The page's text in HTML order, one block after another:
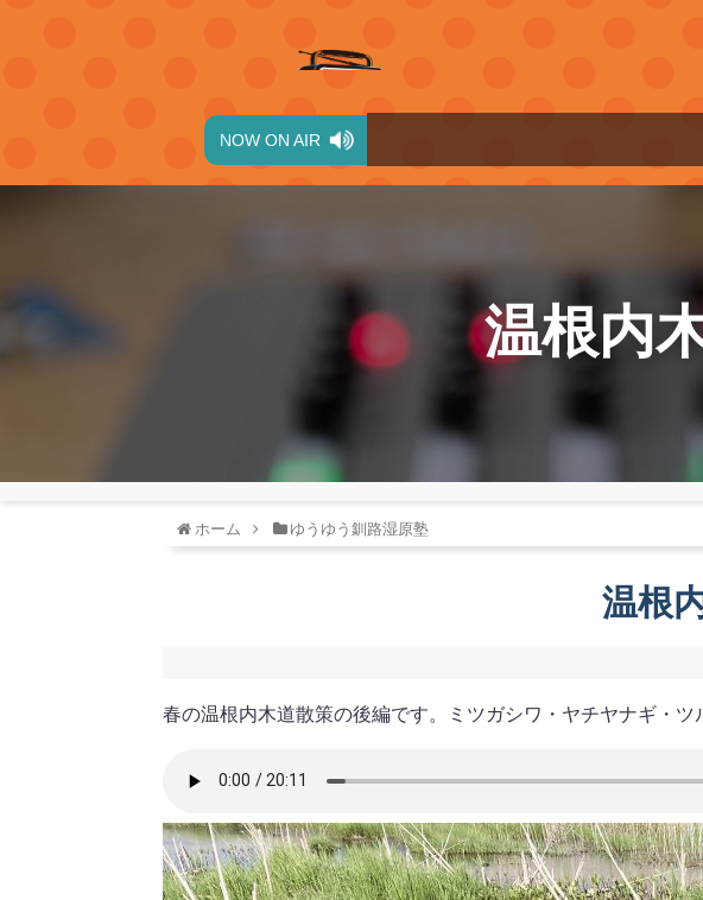
NOW ON AIR
温根内
ホーム ゆうゆう釧路湿原塾
温根
春の温根内木道散策の後編です。ミツガシワ・ヤチヤナギ・ツ